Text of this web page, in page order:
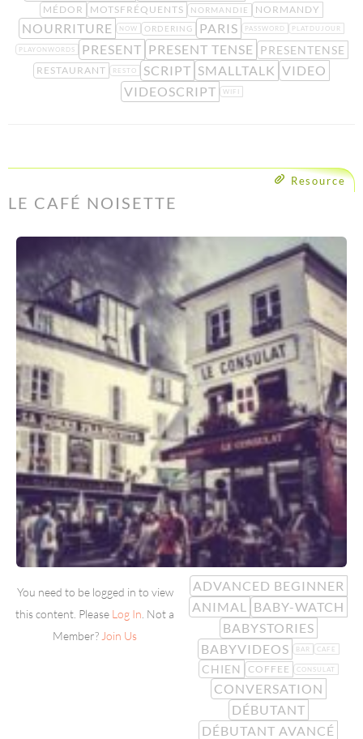
MÉDOR MOTSFRÉQUENTS NORMANDIE NORMANDY
NOURRITURE NOW ORDERING PARIS PASSWORD PLATDUJOUR
PLAYONWORDS PRESENT PRESENT TENSE PRESENTENSE
RESTAURANT RESTO SCRIPT SMALLTALK VIDEO
VIDEOSCRIPT
WIFI
Resource
LE CAFÉ NOISETTE
You need to be logged in to view
this content. Please Log In . Not a
Member? Join Us
ADVANCED BEGINNER
ANIMAL
BABY-WATCH
BABYSTORIES
BABYVIDEOS
BAR CAFE
CHIEN COFFEE CONSULAT
CONVERSATION
DÉBUTANT
DÉBUTANT AVANCÉ